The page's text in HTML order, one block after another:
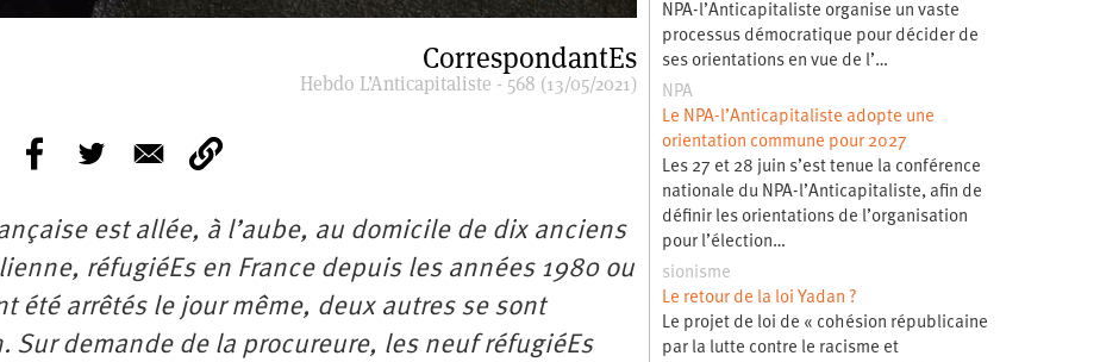
CorrespondantEs
Hebdo L’Anticapitaliste - 568 (13/05/2021)
est allée, à l’aube, au domicile de dix anciens
réfugiéEs en France depuis les années 1980 ou
été arrêtés le jour même, deux autres se sont
Sur demande de la procureure, les neuf réfugiéEs
NPA-l’Anticapitaliste organise un vaste
processus démocratique pour décider de
ses orientations en vue de l’…
NPA
Le NPA-l’Anticapitaliste adopte une
orientation commune pour 2027
Les 27 et 28 juin s’est tenue la conférence
nationale du NPA-l’Anticapitaliste, afin de
définir les orientations de l’organisation
pour l’élection…
sionisme
Le retour de la loi Yadan ?
Le projet de loi de « cohésion républicaine
par la lutte contre le racisme et